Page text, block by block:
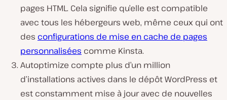
pages HTML. Cela signifie qu’elle est compatible
avec tous les hébergeurs web, même ceux qui ont
des configurations de mise en cache de pages
personnalisées comme Kinsta.
Autoptimize compte plus d’un million
d’installations actives dans le dépôt WordPress et
est constamment mise à jour avec de nouvelles